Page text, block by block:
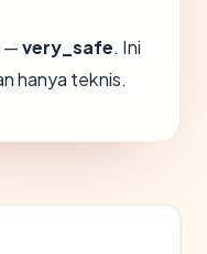
—very_safe. Ini
hanya teknis.